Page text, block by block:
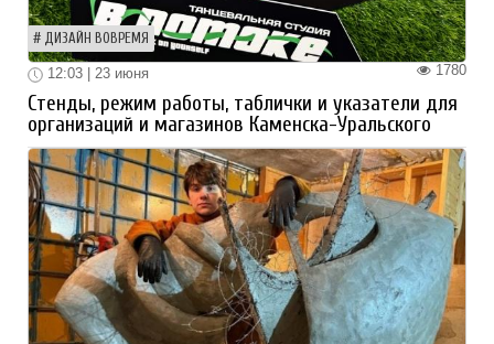
ДИЗАЙН ВОВРЕМЯ
1780
12:03 | 23 июня
Стенды, режим работы, таблички и указатели для
организаций и магазинов Каменска-Уральского